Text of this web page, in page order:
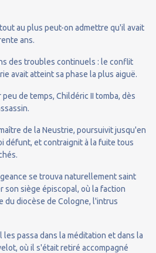
au plus peut-on admettre qu'il avait
ans.
des troubles continuels : le conflit
avait atteint sa phase la plus aiguë.
de temps, Childéric II tomba, dès
de la Neustrie, poursuivit jusqu'en
défunt, et contraignit à la fuite tous
se trouva naturellement saint
son siège épiscopal, où la faction
du diocèse de Cologne, l'intrus
les passa dans la méditation et dans la
où il s'était retiré accompagné